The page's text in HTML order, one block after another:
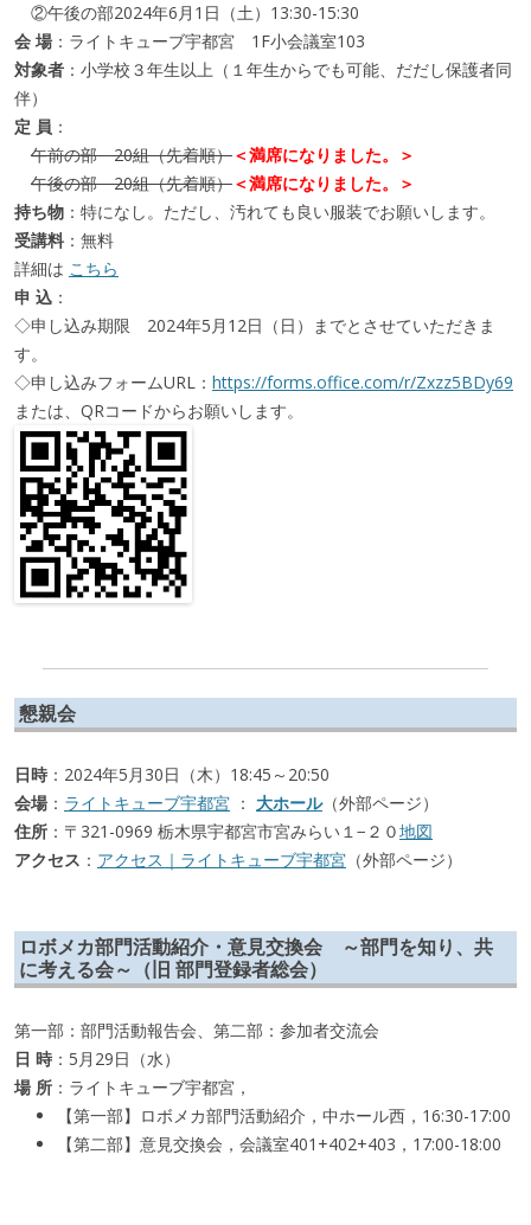
②午後の部2024年6月1日（土）13:30-15:30
会 場 ：ライトキューブ宇都宮 1F小会議室103
対象者 ：小学校３年生以上（１年生からでも可能、だだし保護者同
伴）
定 員 ：
午前の部 20組（先着順）＜満席になりました。＞
午後の部 20組（先着順）＜満席になりました。＞
持ち物 ：特になし。ただし、汚れても良い服装でお願いします。
受講料 ：無料
詳細は こちら
申 込 ：
◇申し込み期限 2024年5月12日（日）までとさせていただきま
す。
◇申し込みフォームURL： https://forms.office.com/r/Zxzz5BDy69
または、QRコードからお願いします。
懇親会
日時 ：2024年5月30日（木）18:45～20:50
会場 ： ライトキューブ宇都宮 ： 大ホール（外部ページ）
住所 ：〒321-0969 栃木県宇都宮市宮みらい１−２０地図
アクセス ： アクセス｜ライトキューブ宇都宮 （外部ページ）
ロボメカ部門活動紹介・意見交換会 ～部門を知り、共
に考える会～（旧 部門登録者総会）
第一部：部門活動報告会、第二部：参加者交流会
日 時 ：5月29日（水）
場 所 ：ライトキューブ宇都宮，
【第一部】ロボメカ部門活動紹介，中ホール西，16:30-17:00
【第二部】意見交換会，会議室401+402+403，17:00-18:00